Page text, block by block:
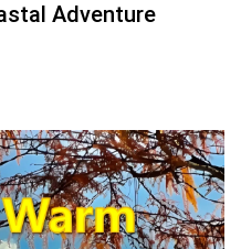
Adventure